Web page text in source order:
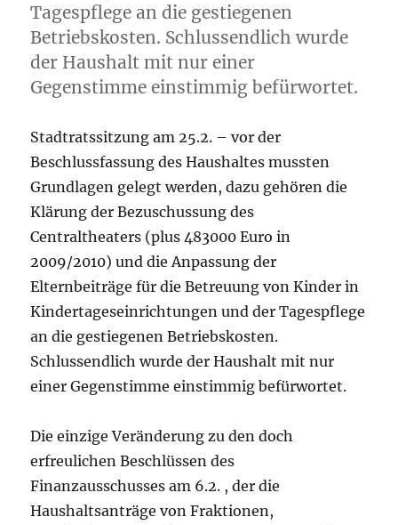
Tagespflege an die gestiegenen
Betriebskosten. Schlussendlich wurde
der Haushalt mit nur einer
Gegenstimme einstimmig befürwortet.
Stadtratssitzung am 25.2. – vor der
Beschlussfassung des Haushaltes mussten
Grundlagen gelegt werden, dazu gehören die
Klärung der Bezuschussung des
Centraltheaters (plus 483000 Euro in
2009/2010) und die Anpassung der
Elternbeiträge für die Betreuung von Kinder in
Kindertageseinrichtungen und der Tagespflege
an die gestiegenen Betriebskosten.
Schlussendlich wurde der Haushalt mit nur
einer Gegenstimme einstimmig befürwortet.
Die einzige Veränderung zu den doch
erfreulichen Beschlüssen des
Finanzausschusses am 6.2. , der die
Haushaltsanträge von Fraktionen,